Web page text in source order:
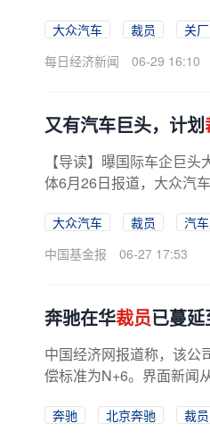
大众汽车 裁员
关厂
每日经济新闻
06-29 16:10
又有汽车巨头，计划
【导读】曝国际车企巨
体6月26日报道，大众汽
大众汽车 裁员
汽
中国基金报
06-27 17:53
奔驰在华裁员已蔓
中国经济网报道称，该公
偿标准为N+6。界面新闻
奔驰 北京奔驰
裁员